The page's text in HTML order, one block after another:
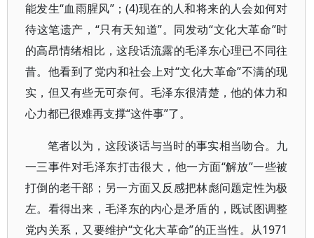
能发生“血雨腥风”；(4)现在的人和将来的人会如何对
待这笔遗产，“只有天知道”。同发动“文化大革命”时
的高昂情绪相比，这段话流露的毛泽东心理已不同往
昔。他看到了党内和社会上对“文化大革命”不满的现
实，但又有些无可奈何。毛泽东很清楚，他的体力和
心力都已很难再支撑“这件事”了。
笔者以为，这段谈话与当时的事实相当吻合。九
一三事件对毛泽东打击很大，他一方面“解放”一些被
打倒的老干部；另一方面又反感把林彪问题定性为极
左。看得出来，毛泽东的内心是矛盾的，既试图调整
党内关系，又要维护“文化大革命”的正当性。从1971